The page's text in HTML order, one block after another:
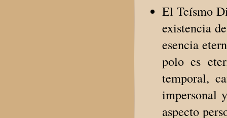
El Teísmo
existencia
esencia
polo es
temporal,
impersonal
aspecto